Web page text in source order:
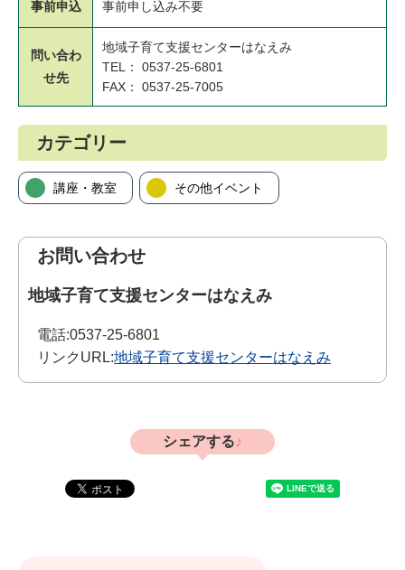
事前申込 事前申し込み不要
問い合わ
せ先
地域子育て支援センターはなえみ
TEL： 0537-25-6801
FAX： 0537-25-7005
カテゴリー
講座・教室 その他イベント
お問い合わせ
地域子育て支援センターはなえみ
電話:0537-25-6801
リンクURL:地域子育て支援センターはなえみ
シェアする